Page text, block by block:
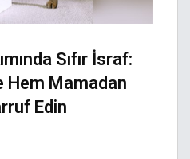
Sıfır İsraf:
Hem Mamadan
Edin